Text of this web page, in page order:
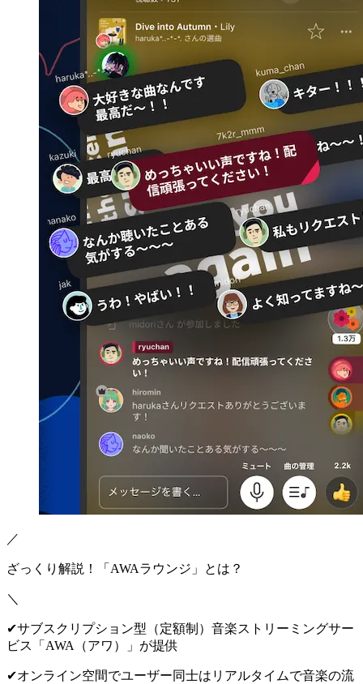
／
ざっくり解説！「AWAラウンジ」とは？
＼
✔︎サブスクリプション型（定額制）音楽ストリーミングサー
ビス
「AWA（アワ）」が提供
✔︎オンライン空間でユーザー同士は リアルタイムで音楽の流